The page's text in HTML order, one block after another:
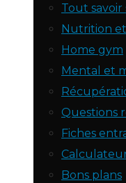
Tout
Nutrition
Home gym
Mental et
Questions
Fiches
Bons plans